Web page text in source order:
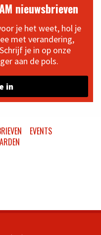
nieuwsbrieven
je het weet, hol je
met verandering,
je in op onze
aan de pols.
in
EVENTS